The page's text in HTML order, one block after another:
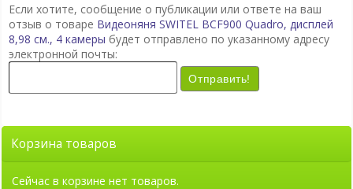
Если хотите, сообщение о публикации или ответе на ваш
отзыв о товаре Видеоняня SWITEL BCF900 Quadro, дисплей
8,98 см., 4 камеры будет отправлено по указанному адресу
электронной почты:
Отправить!
Корзина товаров
Сейчас в корзине нет товаров.